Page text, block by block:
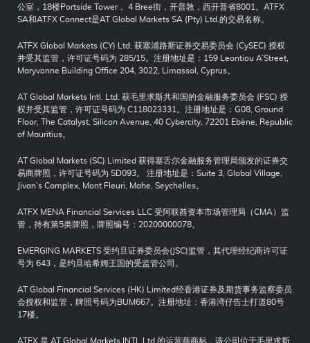
公室，18楼Portside Tower， 4 Bree街，开普敦，西开普省8001。ATFX
SA和ATFX Connect是AT Global Markets SA (Pty) Ltd.的交易名称。
ATFX Global Markets (CY) Ltd. 获塞浦路斯证券交易委员会 (CySEC) 授权
并受其监管，许可证号码为 285/15。注册地址是：159 Leontiou A’Street,
Maryvonne Building Office 204, 3022, Limassol, Cyprus。
AT Global Markets Intl. Ltd. 获毛里求斯共和国的金融服务委员会 (FSC) 授
权并受其监管，许可证号码为 C118023331。注册地址是：G08, Ground
Floor, The Catalyst, Silicon Avenue, 40 Cybercity, 72201 Ebène, Republic
of Mauritius。
AT Global Markets (SC) Limited 获得塞舌尔金融服务管理局颁发的证券交
易商牌照，许可证号码为 SD093。 注册地址是：Suite 3, Global Village,
Jivan’s Complex, Mont Fleuri, Mahe, Seychelles。
ATFX MENA Financial Services LLC 受阿联酋资本市场管理局（CMA）监
管，持有第5类牌照，牌照编号：20200000078。
EMERGING MARKETS 受约旦证券委员会(JSC)监管，其代理经纪商许可证
号为 643，是约旦哈希姆王国的受监管公司。
AT Global Financial Services (HK) Limited经香港证券及期货事务监察委员
会授权和监管，牌照号码为BUM667。注册地址：香港湾仔告士打道80号
17楼。
ATFX 是 AT Global Markets INTL Ltd 的运营商商标，该公司位于毛里求斯